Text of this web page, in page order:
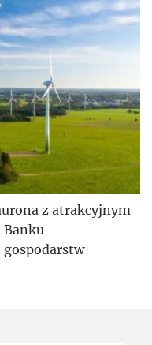
z atrakcyjnym
gospodarstw